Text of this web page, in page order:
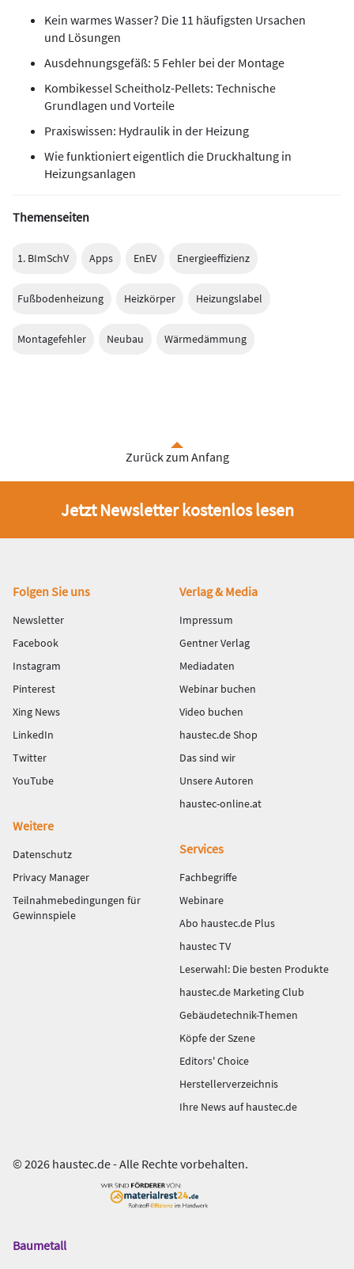
Kein warmes Wasser? Die 11 häufigsten Ursachen
und Lösungen
Ausdehnungsgefäß: 5 Fehler bei der Montage
Kombikessel Scheitholz-Pellets: Technische
Grundlagen und Vorteile
Praxiswissen: Hydraulik in der Heizung
Wie funktioniert eigentlich die Druckhaltung in
Heizungsanlagen
Themenseiten
1. BImSchV Apps EnEV Energieeffizienz
Fußbodenheizung Heizkörper Heizungslabel
Montagefehler Neubau Wärmedämmung
Zurück zum Anfang
Jetzt Newsletter kostenlos lesen
Fußbereich
Folgen Sie uns
Newsletter
Facebook
Instagram
Pinterest
Xing News
LinkedIn
Twitter
YouTube
Verlag & Media
Impressum
Gentner Verlag
Mediadaten
Webinar buchen
Video buchen
haustec.de Shop
Das sind wir
Unsere Autoren
haustec-online.at
Weitere
Datenschutz
Privacy Manager
Teilnahmebedingungen für
Gewinnspiele
Services
Fachbegriffe
Webinare
Abo haustec.de Plus
haustec TV
Leserwahl: Die besten Produkte
haustec.de Marketing Club
Gebäudetechnik-Themen
Köpfe der Szene
Editors' Choice
Herstellerverzeichnis
Ihre News auf haustec.de
© 2026 haustec.de - Alle Rechte vorbehalten.
Das
Baumetall